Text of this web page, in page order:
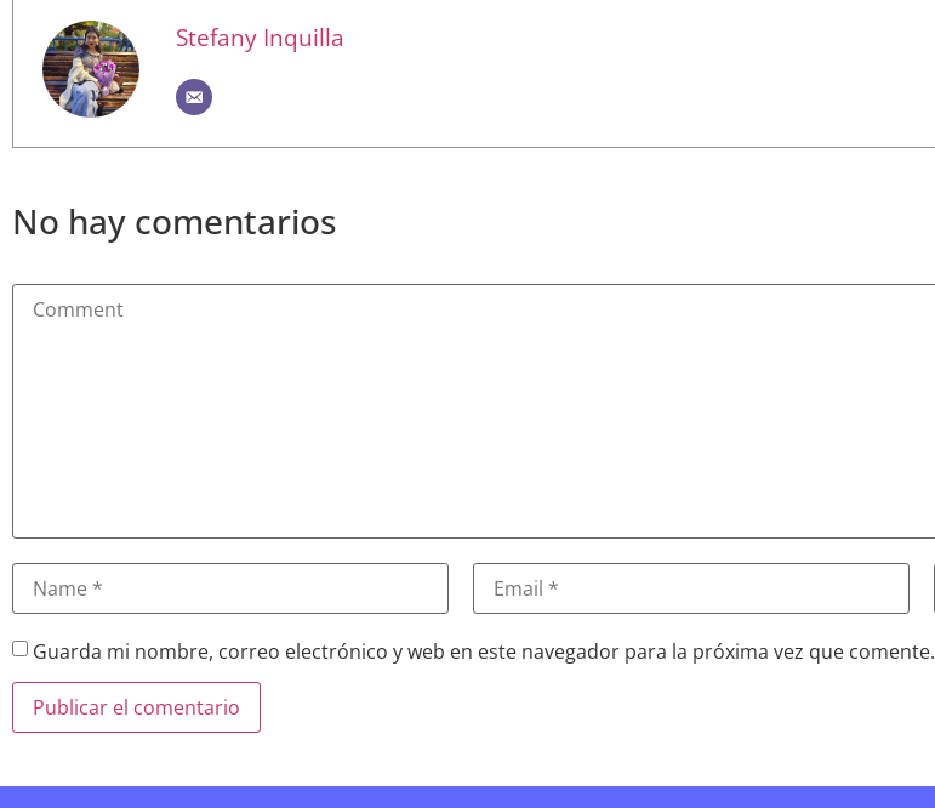
Stefany Inquilla
No hay comentarios
Guarda mi nombre, correo electrónico y web en este navegador para la próxima vez que comente.